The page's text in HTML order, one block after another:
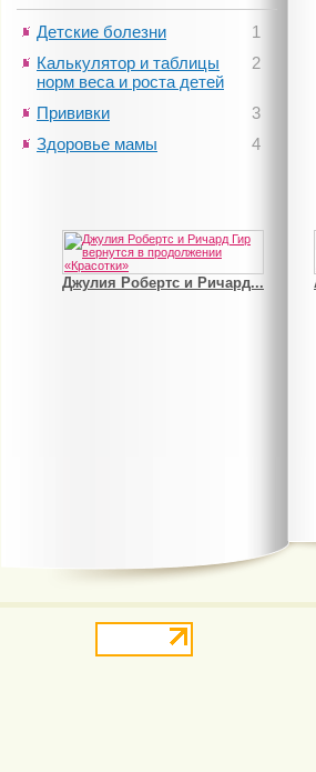
1
Детские болезни
2
Калькулятор и таблицы
норм веса и роста детей
3
Прививки
4
Здоровье мамы
Джулия Робертс и Ричард...
В деле о гибели Роба...